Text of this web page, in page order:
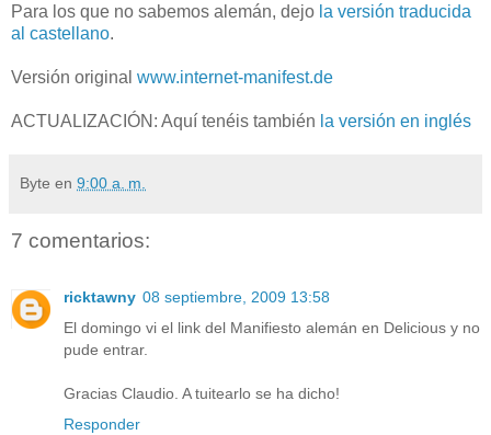
Para los que no sabemos alemán, dejo la versión traducida
al castellano.
Versión original www.internet-manifest.de
ACTUALIZACIÓN: Aquí tenéis también la versión en inglés
Byte en 9:00 a. m.
7 comentarios:
ricktawny 08 septiembre, 2009 13:58
El domingo vi el link del Manifiesto alemán en Delicious y no
pude entrar.
Gracias Claudio. A tuitearlo se ha dicho!
Responder